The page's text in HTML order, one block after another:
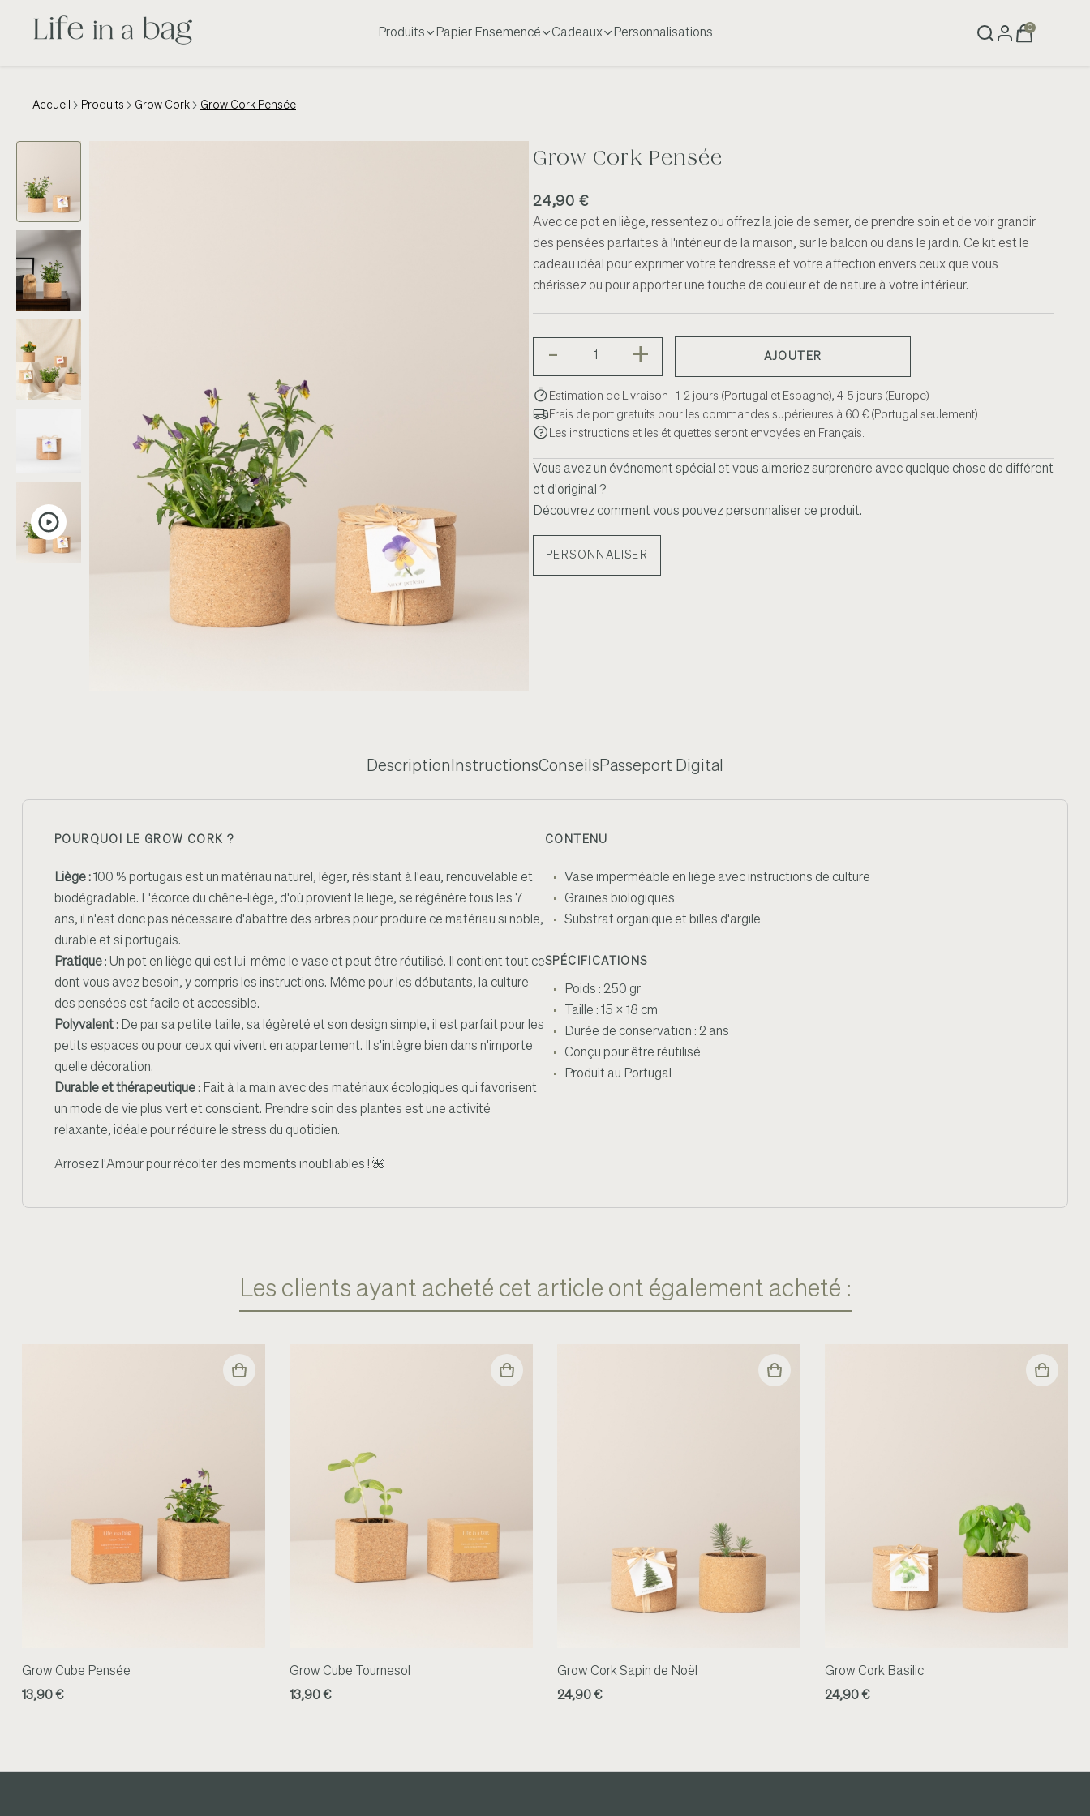
Produits Papier Ensemencé Cadeaux Personnalisations 0
Accueil Produits Grow Cork Grow Cork Pensée
Grow Cork Pensée
24,90 €
Avec ce pot en liège, ressentez ou offrez la joie de semer, de prendre soin et de voir grandir
des pensées parfaites à l'intérieur de la maison, sur le balcon ou dans le jardin. Ce kit est le
cadeau idéal pour exprimer votre tendresse et votre affection envers ceux que vous
chérissez ou pour apporter une touche de couleur et de nature à votre intérieur.
- + AJOUTER
Estimation de Livraison : 1-2 jours (Portugal et Espagne), 4-5 jours (Europe)
Frais de port gratuits pour les commandes supérieures à 60 € (Portugal seulement).
Les instructions et les étiquettes seront envoyées en Français.
Vous avez un événement spécial et vous aimeriez surprendre avec quelque chose de différent
et d'original ?
Découvrez comment vous pouvez personnaliser ce produit.
PERSONNALISER
Description InstructionsConseils Passeport Digital
POURQUOI LE GROW CORK ?
Liège :100 % portugais est un matériau naturel, léger, résistant à l'eau, renouvelable et
biodégradable. L'écorce du chêne-liège, d'où provient le liège, se régénère tous les 7
ans, il n'est donc pas nécessaire d'abattre des arbres pour produire ce matériau si noble,
durable et si portugais.
Pratique : Un pot en liège qui est lui-même le vase et peut être réutilisé. Il contient tout ce
dont vous avez besoin, y compris les instructions. Même pour les débutants, la culture
des pensées est facile et accessible.
Polyvalent : De par sa petite taille, sa légèreté et son design simple, il est parfait pour les
petits espaces ou pour ceux qui vivent en appartement. Il s'intègre bien dans n'importe
quelle décoration.
Durable et thérapeutique : Fait à la main avec des matériaux écologiques qui favorisent
un mode de vie plus vert et conscient. Prendre soin des plantes est une activité
relaxante, idéale pour réduire le stress du quotidien.
Arrosez l'Amour pour récolter des moments inoubliables ! 🌺
CONTENU
Vase imperméable en liège avec instructions de culture
Graines biologiques
Substrat organique et billes d'argile
SPÉCIFICATIONS
Poids : 250 gr
Taille : 15 x 18 cm
Durée de conservation : 2 ans
Conçu pour être réutilisé
Produit au Portugal
Les clients ayant acheté cet article ont également acheté :
Grow Cube Pensée
13,90 €
Grow Cube Tournesol
13,90 €
Grow Cork Sapin de Noël
24,90 €
Grow Cork Basilic
24,90 €